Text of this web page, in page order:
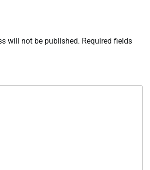
will not be published. Required fields